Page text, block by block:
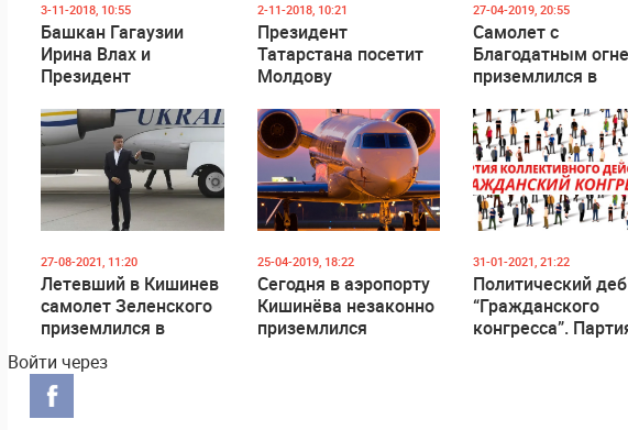
3-11-2018, 10:55
Башкан Гагаузии
Ирина Влах и
Президент
совместную пресс-
конференцию
2-11-2018, 10:21
Президент
Татарстана посетит
Молдову
27-04-2019, 20:55
Самолет с
Благодатным
приземлился в
27-08-2021, 11:20
Летевший в Кишинев
самолет Зеленского
приземлился в
25-04-2019, 18:22
Сегодня в аэропорту
Кишинёва незаконно
приземлился
31-01-2021, 21:22
Политический
“Гражданского
конгресса”.
Войти через